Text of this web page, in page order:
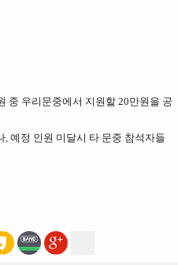
중 우리문중에서 지원할 20만원을 공
예정 인원 미달시 타 문중 참석자들